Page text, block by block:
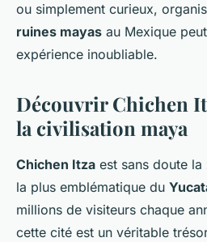
ou simplement curieux,
ruines mayas au Mexique
expérience inoubliable.
Découvrir Chichen
la civilisation maya
Chichen Itza est sans doute la
la plus emblématique du
millions de visiteurs chaque
cette cité est un véritable